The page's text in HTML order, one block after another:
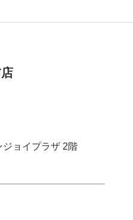
ジョイプラザ 2階